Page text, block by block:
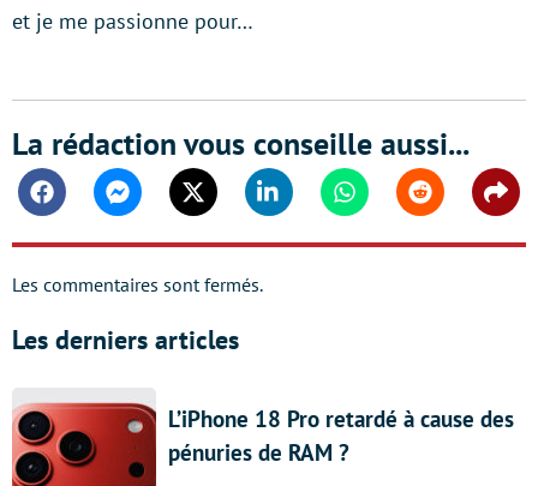
et je me passionne pour…
La rédaction vous conseille aussi...
FacebookMessengerTwitter Linkedin WhatsappReddit
Les commentaires sont fermés.
Les derniers articles
L’iPhone 18 Pro retardé à cause des
pénuries de RAM ?